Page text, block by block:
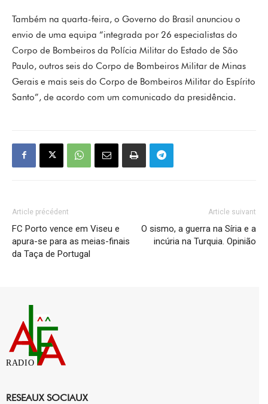
Também na quarta-feira, o Governo do Brasil anunciou o
envio de uma equipa “integrada por 26 especialistas do
Corpo de Bombeiros da Polícia Militar do Estado de São
Paulo, outros seis do Corpo de Bombeiros Militar de Minas
Gerais e mais seis do Corpo de Bombeiros Militar do Espírito
Santo”, de acordo com um comunicado da presidência.
Article précédent
FC Porto vence em Viseu e
apura-se para as meias-finais
da Taça de Portugal
Article suivant
O sismo, a guerra na Síria e a
incúria na Turquia. Opinião
RADIO
RESEAUX SOCIAUX